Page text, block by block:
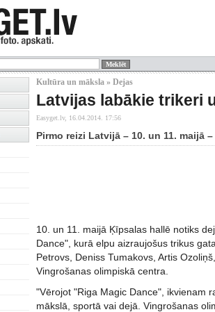
Kultūra un māksla » Dejas
Latvijas labākie trikeri
Easyget.lv, 16.04.2014. 17:56
Pirmo reizi Latvijā – 10. un 11. maijā
10. un 11. maijā Ķīpsalas hallē notiks
Dance", kurā elpu aizraujošus trikus
Petrovs, Deniss Tumakovs, Artis
Vingrošanas olimpiskā centra.
"Vērojot "Riga Magic Dance", ikvienam
mākslā, sportā vai dejā. Vingrošanas